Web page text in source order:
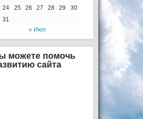
24
25 26 27 28 29
30
31
« Июл
можете помочь
сайта